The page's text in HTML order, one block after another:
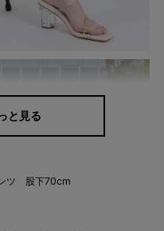
と見る
ンツ 股下70cm